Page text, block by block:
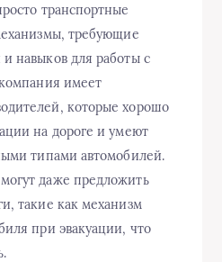
транспортные
требующие
навыков для работы с
имеет
которые хорошо
на дороге и умеют
типами автомобилей.
даже предложить
такие как механизм
при эвакуации, что